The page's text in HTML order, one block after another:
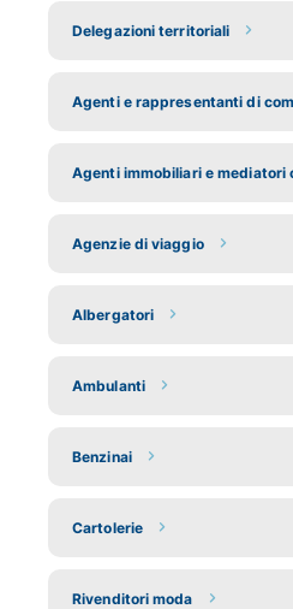
Delegazioni territoriali
Agenti e rappresentanti di
Agenti immobiliari e mediatori
Agenzie di viaggio
Albergatori
Ambulanti
Benzinai
Cartolerie
Rivenditori moda